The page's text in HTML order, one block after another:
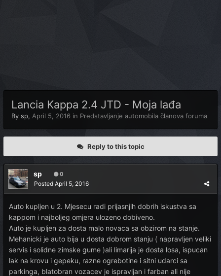
Lancia Kappa 2.4 JTD - Moja lađa
By sp, April 5, 2016 in Predstavljanje automobila članova foruma
Reply to this topic
sp 0
Posted April 5, 2016
Auto kupljen u 2. Mjesecu radi prijasnjih dobrih iskustva sa
kappom i najboljeg omjera ulozeno dobiveno.
Auto je kupljen za dosta malo novaca sa obzirom na stanje.
Mehanicki je auto bija u dosta dobrom stanju ( napravljen veliki
servis i solidne zimske gume )ali limarija je dosta losa, ispucan
lak na krovu i gepeku, razne ogrebotine i sitni udarci sa
parkinga, blatobran vozacev je ispravljan i farban ali nije